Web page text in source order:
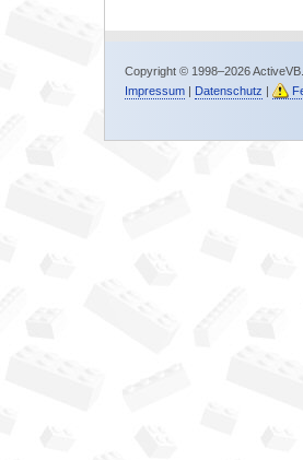
Copyright © 1998–2026
Impressum| Datenschutz